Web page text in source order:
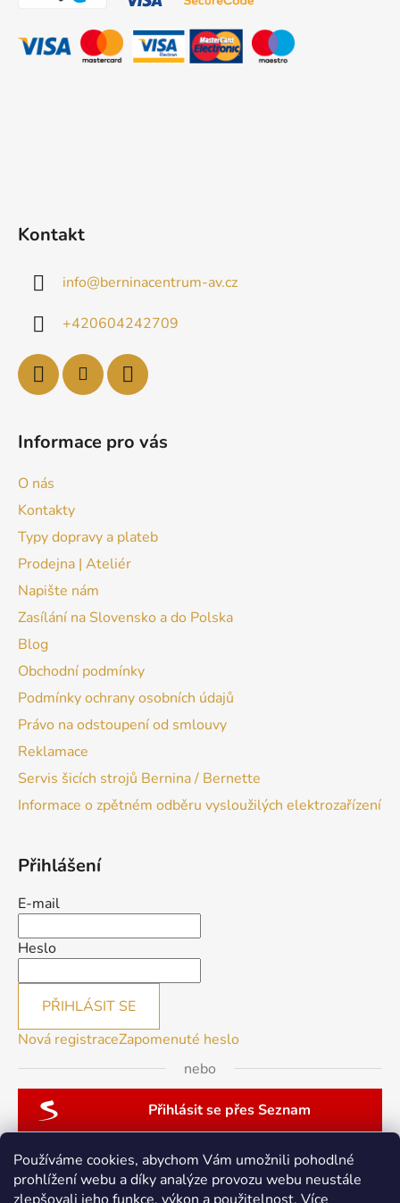
Používáme cookies, abychom Vám umožnili pohodlné
prohlížení webu a díky analýze provozu webu neustále
Kontakt
info@berninacentrum-av.cz
+420604242709
Informace pro vás
O nás
Kontakty
Typy dopravy a plateb
Prodejna | Ateliér
Napište nám
Zasílání na Slovensko a do Polska
Blog
Obchodní podmínky
Podmínky ochrany osobních údajů
Právo na odstoupení od smlouvy
Reklamace
Servis šicích strojů Bernina / Bernette
Informace o zpětném odběru vysloužilých elektrozařízení
Přihlášení
E-mail
Heslo
PŘIHLÁSIT SE
Nová registraceZapomenuté heslo
nebo
Přihlásit se přes Seznam